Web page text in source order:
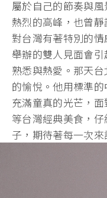
屬於自己的節奏與
熱烈的高峰，也曾
對台灣有著特別的
舉辦的雙人見面會
熟悉與熱愛。那天
的愉悅。他用標準
充滿童真的光芒，
等台灣經典美食，
子，期待著每一次